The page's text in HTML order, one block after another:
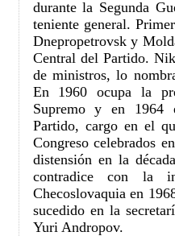
durante la Segunda
teniente general.
Dnepropetrovsk y
Central del Partido.
de ministros, lo
En 1960 ocupa la
Supremo y en 1964
Partido, cargo en el
Congreso celebrados
distensión en la
contradice con la
Checoslovaquia en
sucedido en la
Yuri Andropov.